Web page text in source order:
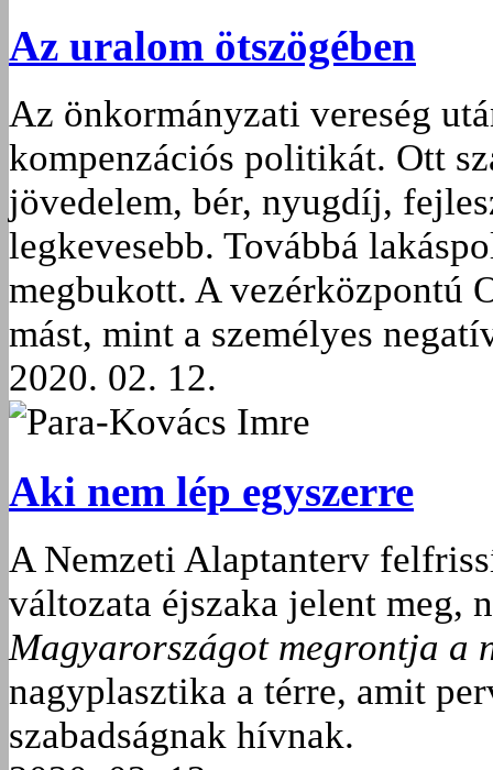
Az uralom ötszögében
Az önkormányzati vereség
kompenzációs politikát. Ott
jövedelem, bér, nyugdíj,
legkevesebb. Továbbá
megbukott. A vezérközpontú
mást, mint a személyes
2020. 02. 12.
Para-Kovács Imre
Aki nem lép egyszerre
A Nemzeti Alaptanterv
változata éjszaka jelent meg,
Magyarországot megrontja a
nagyplasztika a térre, amit
szabadságnak hívnak.